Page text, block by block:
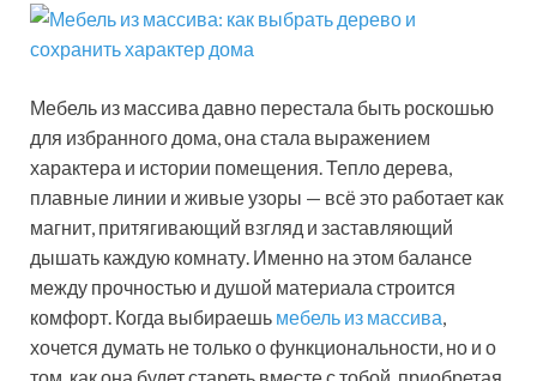
Мебель из массива давно перестала быть роскошью
для избранного дома, она стала выражением
характера и истории помещения. Тепло дерева,
плавные линии и живые узоры — всё это работает как
магнит, притягивающий взгляд и заставляющий
дышать каждую комнату. Именно на этом балансе
между прочностью и душой материала строится
комфорт. Когда выбираешь мебель из массива,
хочется думать не только о функциональности, но и о